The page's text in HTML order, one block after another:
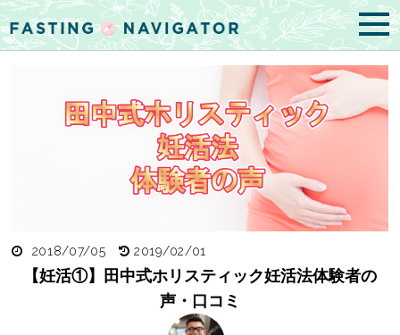
2018/07/05 2019/02/01
【妊活①】田中式ホリスティック妊活法体験者の
声・口コミ